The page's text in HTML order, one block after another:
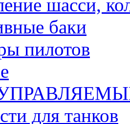
шасси,
баки
пилотов
для танков